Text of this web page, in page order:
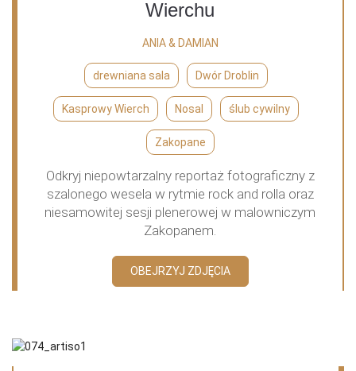
Wierchu
ANIA & DAMIAN
drewniana sala Dwór Droblin
Kasprowy Wierch Nosal ślub cywilny
Zakopane
Odkryj niepowtarzalny reportaż fotograficzny z
szalonego wesela w rytmie rock and rolla oraz
niesamowitej sesji plenerowej w malowniczym
Zakopanem.
OBEJRZYJ ZDJĘCIA